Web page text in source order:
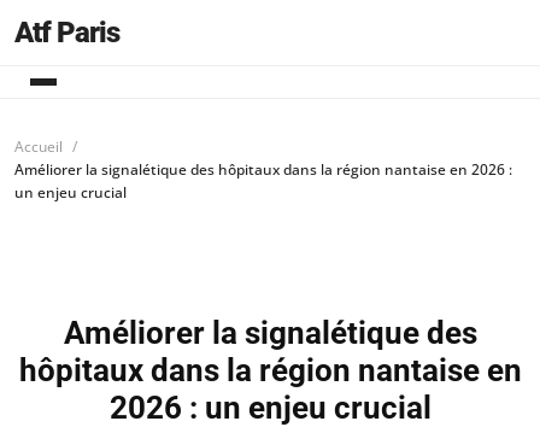
Atf Paris
Accueil
Améliorer la signalétique des hôpitaux dans la région nantaise en 2026 :
un enjeu crucial
Améliorer la signalétique des
hôpitaux dans la région nantaise en
2026 : un enjeu crucial